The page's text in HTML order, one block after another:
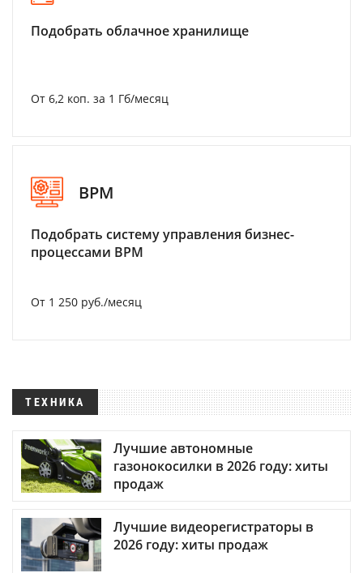
Подобрать облачное хранилище
От 6,2 коп. за 1 Гб/месяц
BPM
Подобрать систему управления бизнес-
процессами BPM
От 1 250 руб./месяц
ТЕХНИКА
Лучшие автономные
газонокосилки в 2026 году: хиты
продаж
Лучшие видеорегистраторы в
2026 году: хиты продаж